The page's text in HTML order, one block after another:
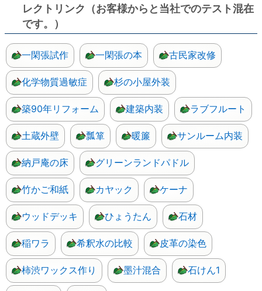
レクトリンク（お客様からと当社でのテスト混在
です。）
一閑張試作 一閑張の本 古民家改修
化学物質過敏症 杉の小屋外装
築90年リフォーム 建築内装 ラブフルート
土蔵外壁 瓢箪 暖簾 サンルーム内装
納戸庵の床 グリーンランドパドル
竹かご和紙 カヤック ケーナ
ウッドデッキ ひょうたん 石材
稲ワラ 希釈水の比較 皮革の染色
柿渋ワックス作り 墨汁混合 石けん1